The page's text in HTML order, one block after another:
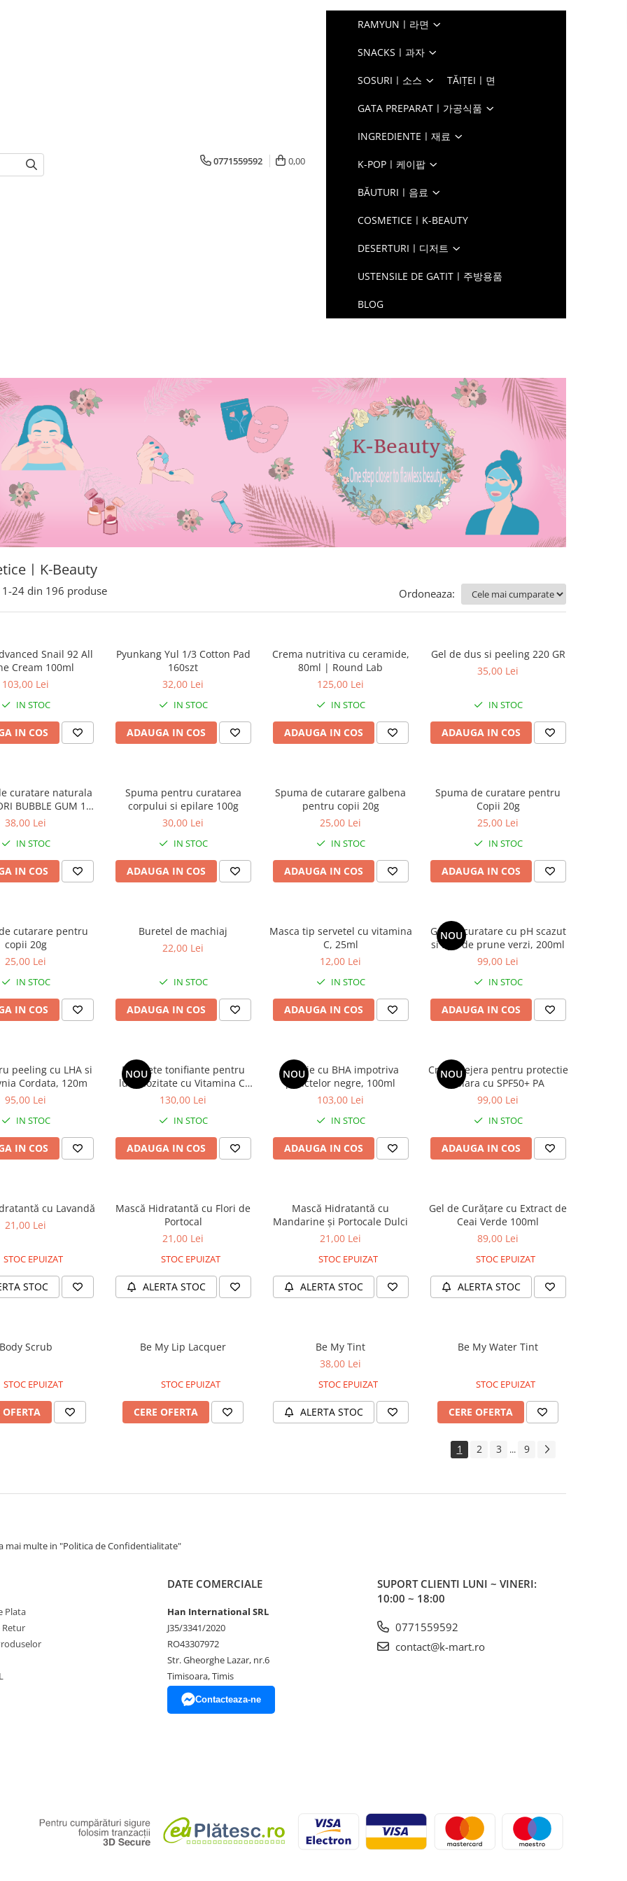
0771559592 0,00
RAMYUNㅣ라면
SNACKSㅣ과자
SOSURIㅣ소스 TĂIȚEIㅣ면
GATA PREPARATㅣ가공식품
INGREDIENTEㅣ재료
K-POPㅣ케이팝
BĂUTURIㅣ음료
COSMETICEㅣK-BEAUTY
DESERTURIㅣ디저트
USTENSILE DE GATITㅣ주방용품
BLOG
ㅣK-Beauty
1-24 din 196 produse Ordoneaza:
Snail 92 All
Cream 100ml
103,00 Lei
IN STOC
IN COS
Pyunkang Yul 1/3 Cotton Pad
160szt
32,00 Lei
IN STOC
ADAUGA IN COS
Crema nutritiva cu ceramide,
80ml | Round Lab
125,00 Lei
IN STOC
ADAUGA IN COS
Gel de dus si peeling 220 GR
35,00 Lei
IN STOC
ADAUGA IN COS
curatare naturala
BUBBLE GUM 100
g
38,00 Lei
IN STOC
IN COS
Spuma pentru curatarea
corpului si epilare 100g
30,00 Lei
IN STOC
ADAUGA IN COS
Spuma de cutarare galbena
pentru copii 20g
25,00 Lei
IN STOC
ADAUGA IN COS
Spuma de curatare pentru
Copii 20g
25,00 Lei
IN STOC
ADAUGA IN COS
cutarare pentru
copii 20g
25,00 Lei
IN STOC
IN COS
Buretel de machiaj
22,00 Lei
IN STOC
ADAUGA IN COS
Masca tip servetel cu vitamina
C, 25ml
12,00 Lei
IN STOC
ADAUGA IN COS
NOU
Gel de curatare cu pH scazut
si apa de prune verzi, 200ml
99,00 Lei
IN STOC
ADAUGA IN COS
peeling cu LHA si
Cordata, 120m
95,00 Lei
IN STOC
IN COS
NOU
Dischete tonifiante pentru
luminozitate cu Vitamina C,
70buc
130,00 Lei
IN STOC
ADAUGA IN COS
NOU
Solutie cu BHA impotriva
punctelor negre, 100ml
103,00 Lei
IN STOC
ADAUGA IN COS
NOU
Crema lejera pentru protectie
solara cu SPF50+ PA
99,00 Lei
IN STOC
ADAUGA IN COS
cu Lavandă
21,00 Lei
STOC EPUIZAT
STOC
Mască Hidratantă cu Flori de
Portocal
21,00 Lei
STOC EPUIZAT
ALERTA STOC
Mască Hidratantă cu
Mandarine și Portocale Dulci
21,00 Lei
STOC EPUIZAT
ALERTA STOC
Gel de Curățare cu Extract de
Ceai Verde 100ml
89,00 Lei
STOC EPUIZAT
ALERTA STOC
Body Scrub
STOC EPUIZAT
OFERTA
Be My Lip Lacquer
STOC EPUIZAT
CERE OFERTA
Be My Tint
38,00 Lei
STOC EPUIZAT
ALERTA STOC
Be My Water Tint
STOC EPUIZAT
CERE OFERTA
1 2 3 ... 9
mai multe in "Politica de Confidentialitate"
Plata
Retur
DATE COMERCIALE
Han International SRL
J35/3341/2020
RO43307972
Str. Gheorghe Lazar, nr.6
Timisoara, Timis
Contacteaza-ne
SUPORT CLIENTI LUNI ~ VINERI:
10:00 ~ 18:00
0771559592
contact@k-mart.ro